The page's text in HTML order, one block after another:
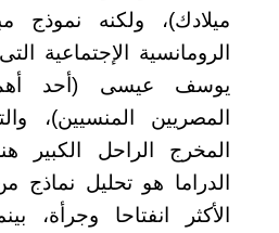
ميلادك)، ولكنه نموذج
الرومانسية الإجتماعية
يوسف عيسى (أحد أهم
المصريين المنسيين)،
المخرج الراحل
الدراما هو تحليل نماذج
الأكثر انفتاحا وجرأة،